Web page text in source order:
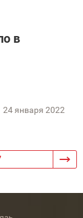
в
24 января 2022